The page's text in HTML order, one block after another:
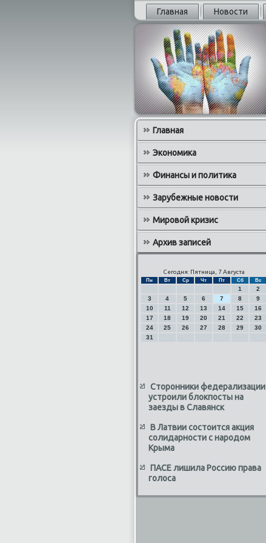
Главная Новости
Главная
Экономика
Финансы и политика
Зарубежные новости
Мировой кризис
Архив записей
Сегодня: Пятница, 7 Августа
Пн Вт Ср Чт Пт Сб Вс
1
2
3
4 5 6 7 8
9
10
11 12 13 14 15
16
17
18 19 20 21 22
23
24
25 26 27 28 29
30
31
Сторонники федерализации
устроили блокпосты на
заезды в Славянск
В Латвии состоится акция
солидарности с народом
Крыма
ПАСЕ лишила Россию права
голоса